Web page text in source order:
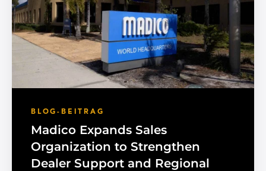
BLOG-BEITRAG
Madico Expands Sales
Organization to Strengthen
Dealer Support and Regional